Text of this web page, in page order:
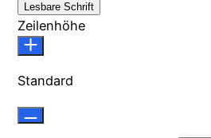
Lesbare Schrift
Zeilenhöhe
Standard